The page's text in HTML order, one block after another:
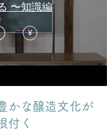
〜知識編
¥
かな醸造文化が
付く